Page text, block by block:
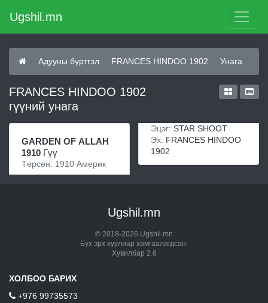
Ugshil.mn
Адууны бүртгэл FRANCES HINDOO 1902 Унага
FRANCES HINDOO 1902
гүүний унага
GARDEN OF ALLAH
1910 Гүү
Төрсөн: 1910 Америк
Эцэг: STAR SHOOT
Эх: FRANCES HINDOO
1902
Ugshil.mn
© 2018-2026 Ugshil.mn
Бүх эрх хуулиар хамгаалагдсан.
Хувилбар 2.6
ХОЛБОО БАРИХ
+976 99735573